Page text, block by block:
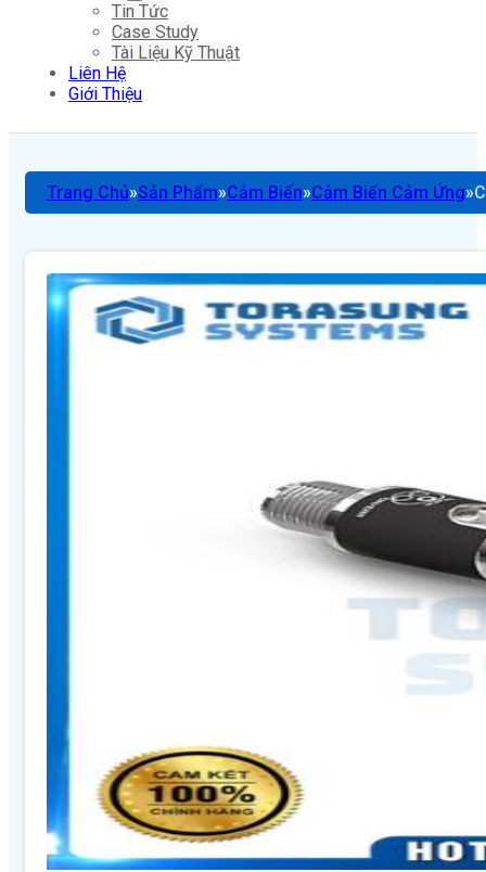
Tin Tức
Case Study
Tài Liệu Kỹ Thuật
Liên Hệ
Giới Thiệu
Trang Chủ Sản Phẩm Cảm Biến Cảm Biến Cảm Ứng